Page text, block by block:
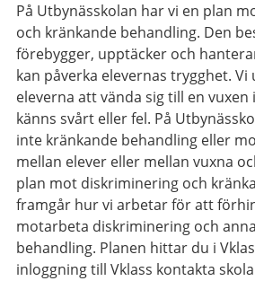
På Utbynässkolan har vi en plan
och kränkande behandling. Den
förebygger, upptäcker och
kan påverka elevernas trygghet.
eleverna att vända sig till en
känns svårt eller fel. På
inte kränkande behandling eller
mellan elever eller mellan vuxna
plan mot diskriminering och
framgår hur vi arbetar för att
motarbeta diskriminering och
behandling. Planen hittar du i
inloggning till Vklass kontakta